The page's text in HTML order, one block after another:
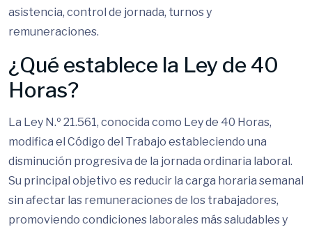
asistencia, control de jornada, turnos y
remuneraciones.
¿Qué establece la Ley de 40
Horas?
La Ley N.º 21.561, conocida como Ley de 40 Horas,
modifica el Código del Trabajo estableciendo una
disminución progresiva de la jornada ordinaria laboral.
Su principal objetivo es reducir la carga horaria semanal
sin afectar las remuneraciones de los trabajadores,
promoviendo condiciones laborales más saludables y